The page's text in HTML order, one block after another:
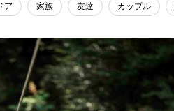
ア 家族 友達 カップル